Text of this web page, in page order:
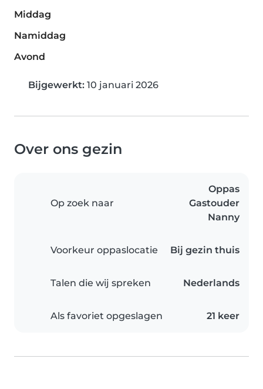
Middag
Namiddag
Avond
Bijgewerkt: 10 januari 2026
Over ons gezin
Op zoek naar
Oppas
Gastouder
Nanny
Voorkeur oppaslocatie Bij gezin thuis
Talen die wij spreken Nederlands
Als favoriet opgeslagen 21 keer